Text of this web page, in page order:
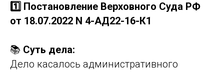
1️⃣ Постановление Верховного Суда РФ
от 18.07.2022 N 4-АД22-16-К1
📚 Суть дела:
Дело касалось административного